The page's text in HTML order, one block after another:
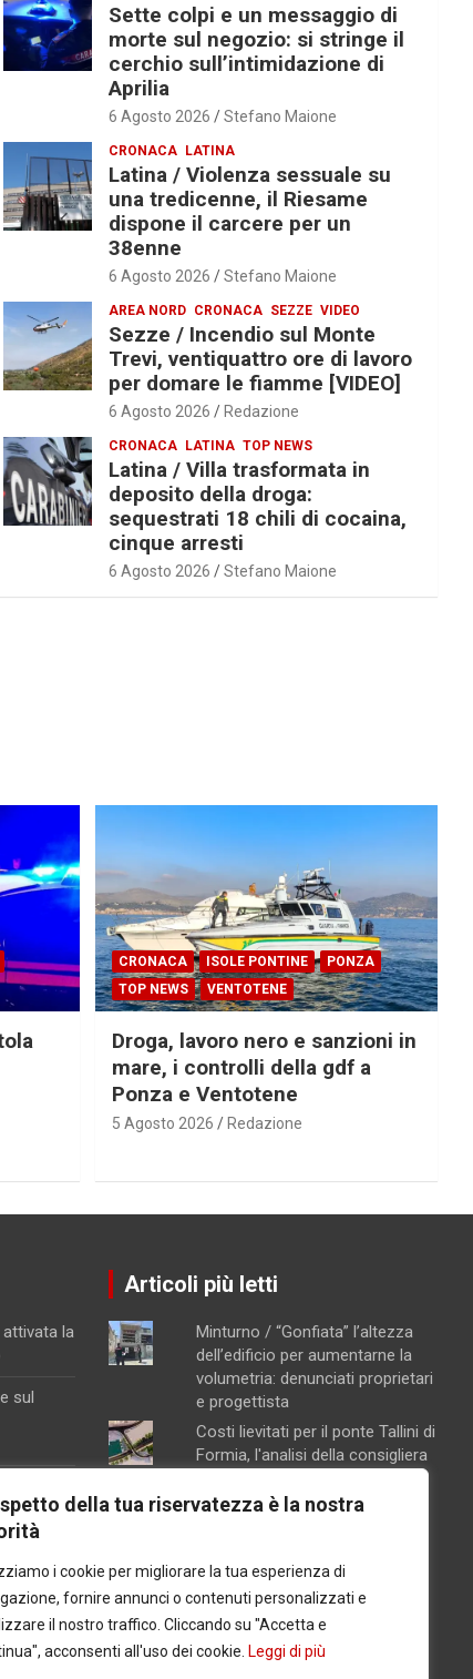
della tua riservatezza è la nostra
i cookie per migliorare la tua esperienza di
fornire annunci o contenuti personalizzati e
il nostro traffico. Cliccando su "Accetta e
acconsenti all'uso dei cookie. Leggi di più
Sette colpi e un messaggio di
morte sul negozio: si stringe il
cerchio sull’intimidazione di
Aprilia
6 Agosto 2026 Stefano Maione
CRONACA LATINA
Latina / Violenza sessuale su
una tredicenne, il Riesame
dispone il carcere per un
38enne
6 Agosto 2026 Stefano Maione
AREA NORD CRONACA SEZZE VIDEO
Sezze / Incendio sul Monte
Trevi, ventiquattro ore di lavoro
per domare le fiamme [VIDEO]
6 Agosto 2026 Redazione
CRONACA LATINA TOP NEWS
Latina / Villa trasformata in
deposito della droga:
sequestrati 18 chili di cocaina,
cinque arresti
6 Agosto 2026 Stefano Maione
CRONACA ISOLE PONTINE
PONZA
TOP NEWS
VENTOTENE
Droga, lavoro nero e sanzioni in
mare, i controlli della gdf a
Ponza e Ventotene
5 Agosto 2026 Redazione
la
sul
per
le
della
Articoli più letti
Minturno / “Gonfiata” l’altezza
dell’edificio per aumentarne la
volumetria: denunciati proprietari
e progettista
Costi lievitati per il ponte Tallini di
Formia, l'analisi della consigliera
Chiusura pomeridiana per la
Caso Mendico, crollano le
iscrizioni al Pacinotti di Santi
Cosma e Damiano: soltanto tre
studenti, salta la prima classe